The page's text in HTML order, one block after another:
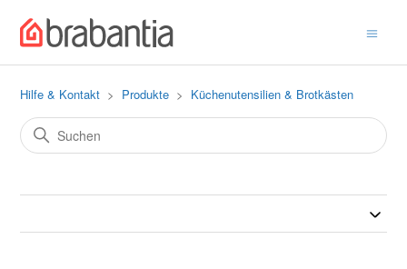
Hilfe & Kontakt Produkte Küchenutensilien & Brotkästen